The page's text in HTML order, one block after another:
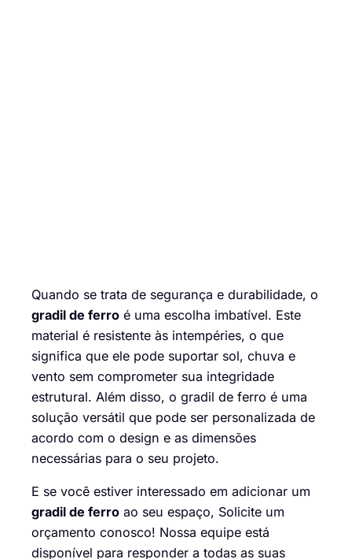
Quando se trata de segurança e durabilidade, o
gradil de ferro é uma escolha imbatível. Este
material é resistente às intempéries, o que
significa que ele pode suportar sol, chuva e
vento sem comprometer sua integridade
estrutural. Além disso, o gradil de ferro é uma
solução versátil que pode ser personalizada de
acordo com o design e as dimensões
necessárias para o seu projeto.
E se você estiver interessado em adicionar um
gradil de ferro ao seu espaço, Solicite um
orçamento conosco! Nossa equipe está
disponível para responder a todas as suas